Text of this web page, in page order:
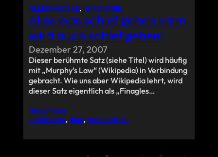
ALLES ANDERE, HARDWARE
Alles was schief gehen kann,
wird auch schief gehen!
Dezember 27, 2007
Dieser berühmte Satz (siehe Titel) wird häufig
mit „Murphy’s Law“ (Wikipedia) in Verbindung
gebracht. Wie uns aber Wikipedia lehrt, wird
dieser Satz eigentlich als „Finagles…
Read More
Grafikkarte, RAM, Weihnachten